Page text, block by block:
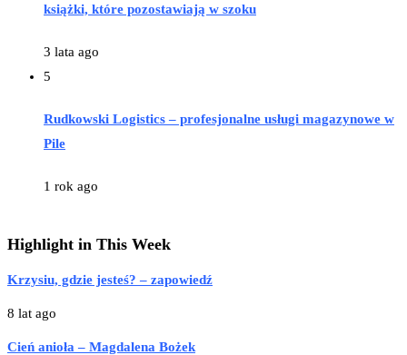
książki, które pozostawiają w szoku
3 lata ago
5
Rudkowski Logistics – profesjonalne usługi magazynowe w
Pile
1 rok ago
Highlight in This Week
Krzysiu, gdzie jesteś? – zapowiedź
8 lat ago
Cień anioła – Magdalena Bożek